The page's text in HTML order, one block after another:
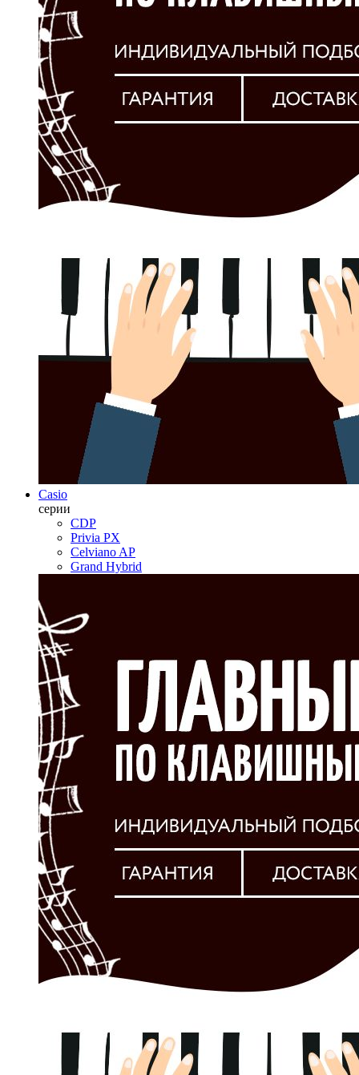
Casio
серии
CDP
Privia PX
Celviano AP
Grand Hybrid